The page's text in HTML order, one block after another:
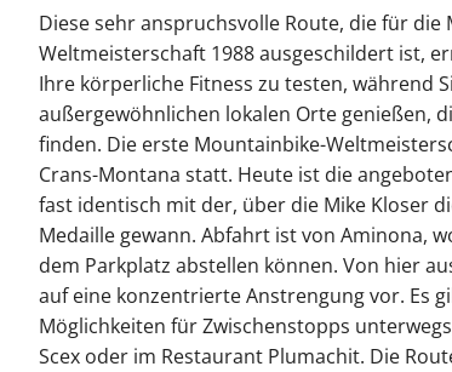
Diese sehr anspruchsvolle Route, die für die
Weltmeisterschaft 1988 ausgeschildert ist,
Ihre körperliche Fitness zu testen, während
außergewöhnlichen lokalen Orte genießen,
finden. Die erste Mountainbike-
Crans-Montana statt. Heute ist die
fast identisch mit der, über die Mike Kloser
Medaille gewann. Abfahrt ist von Aminona,
dem Parkplatz abstellen können. Von hier
auf eine konzentrierte Anstrengung vor. Es
Möglichkeiten für Zwischenstopps
Scex oder im Restaurant Plumachit. Die